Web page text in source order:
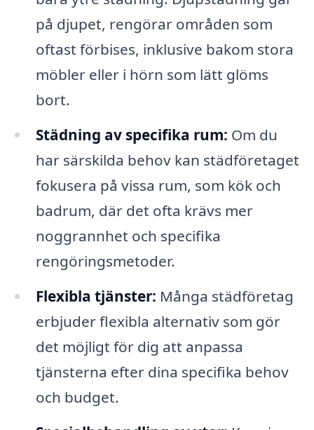
på djupet, rengörar områden som
oftast förbises, inklusive bakom stora
möbler eller i hörn som lätt glöms
bort.
Städning av specifika rum: Om du
har särskilda behov kan städföretaget
fokusera på vissa rum, som kök och
badrum, där det ofta krävs mer
noggrannhet och specifika
rengöringsmetoder.
Flexibla tjänster: Många städföretag
erbjuder flexibla alternativ som gör
det möjligt för dig att anpassa
tjänsterna efter dina specifika behov
och budget.